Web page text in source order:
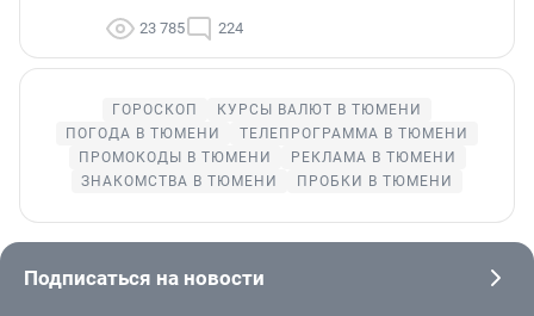
23 785 224
ГОРОСКОП
КУРСЫ ВАЛЮТ В ТЮМЕНИ
ПОГОДА В ТЮМЕНИ
ТЕЛЕПРОГРАММА В ТЮМЕНИ
ПРОМОКОДЫ В ТЮМЕНИ
РЕКЛАМА В ТЮМЕНИ
ЗНАКОМСТВА В ТЮМЕНИ
ПРОБКИ В ТЮМЕНИ
Подписаться на новости